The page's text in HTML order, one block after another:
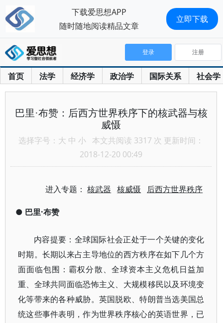
首页 法学 经济学 政治学 国际关系 社会学
登录 注册
巴里·布赞：后西方世界秩序下的核武器与核
威慑
选择字号： 大 中 小 本文共阅读 3317 次 更新时间：
2018-12-20 00:49
进入专题：核武器 核威慑 后西方世界秩序
● 巴里·布赞
内容提要：全球国际社会正处于一个关键的变化
时期。长期以来占主导地位的西方秩序在如下几个方
面面临包围：霸权分散、全球资本主义危机日益加
重、全球共同面临恐怖主义、大规模移民以及环境变
化等带来的各种威胁。英国脱欧、特朗普当选美国总
统这些事件表明，作为世界秩序核心的英语世界，已
下载爱思想APP
随时随地阅读精品文章
立即下载